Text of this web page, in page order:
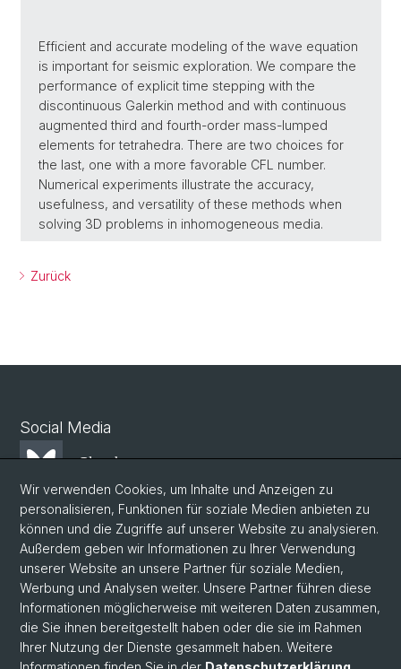
Efficient and accurate modeling of the wave equation
is important for seismic exploration. We compare the
performance of explicit time stepping with the
discontinuous Galerkin method and with continuous
augmented third and fourth-order mass-lumped
elements for tetrahedra. There are two choices for
the last, one with a more favorable CFL number.
Numerical experiments illustrate the accuracy,
usefulness, and versatility of these methods when
solving 3D problems in inhomogeneous media.
Zurück
Social Media
Bluesky
Mastodon
LinkedIn
Instagram
Wir verwenden Cookies, um Inhalte und Anzeigen zu
personalisieren, Funktionen für soziale Medien anbieten zu
können und die Zugriffe auf unserer Website zu analysieren.
Außerdem geben wir Informationen zu Ihrer Verwendung
unserer Website an unsere Partner für soziale Medien,
Werbung und Analysen weiter. Unsere Partner führen diese
Informationen möglicherweise mit weiteren Daten zusammen,
die Sie ihnen bereitgestellt haben oder die sie im Rahmen
Ihrer Nutzung der Dienste gesammelt haben. Weitere